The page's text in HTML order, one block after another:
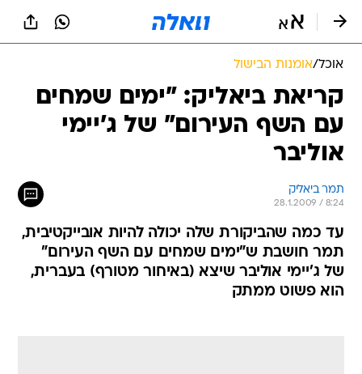
אוכל/אומנות הבישול
קריאת ביאליק: "ימים שמחים
עם השף העירום" של ג'יימי
אוליבר
תמר ביאליק
28.1.2009 / 8:24
עד כמה שהביקורת שלה יכולה להיות אובייקטיבית,
תמר חושבת ש"ימים שמחים עם השף העירום"
של ג'יימי אוליבר שיצא (באיחור מטורף) בעברית,
הוא פשוט ממתק